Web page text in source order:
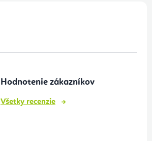
Hodnotenie zákazníkov
Všetky recenzie